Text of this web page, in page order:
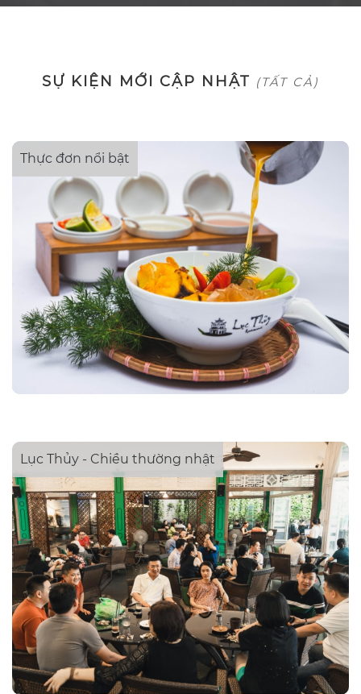
SỰ KIỆN MỚI CẬP NHẬT (TẤT CẢ)
Thực đơn nổi bật
Lục Thủy - Chiều thường nhật